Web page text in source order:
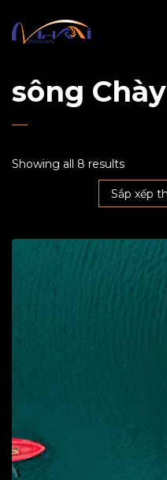
sông Chày
Showing all 8 results